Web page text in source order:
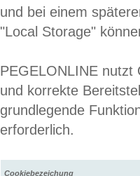
und bei einem
"Local Storage"
PEGELONLINE nutzt
und korrekte
grundlegende
erforderlich.
Cookiebezeichung